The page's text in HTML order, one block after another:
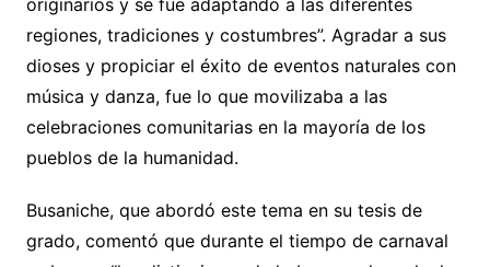
regiones, tradiciones y costumbres”. Agradar a sus
dioses y propiciar el éxito de eventos naturales con
música y danza, fue lo que movilizaba a las
celebraciones comunitarias en la mayoría de los
pueblos de la humanidad.
Busaniche, que abordó este tema en su tesis de
grado, comentó que durante el tiempo de carnaval